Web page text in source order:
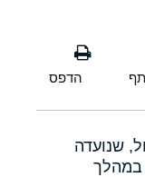
שנועדה
במהלך